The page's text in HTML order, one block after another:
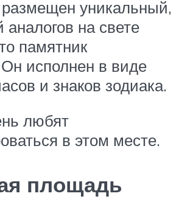
уникальный,
на свете
памятник
Он исполнен в виде
и знаков зодиака.
любят
в этом месте.
площадь